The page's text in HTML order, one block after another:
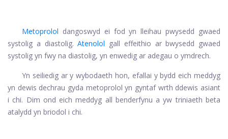
Metoprolol dangoswyd ei fod yn lleihau pwysedd gwaed
systolig a diastolig.Atenolol gall effeithio ar bwysedd gwaed
systolig yn fwy na diastolig, yn enwedig ar adegau o ymdrech.
Yn seiliedig ar y wybodaeth hon, efallai y bydd eich meddyg
yn dewis dechrau gyda metoprolol yn gyntaf wrth ddewis asiant
i chi. Dim ond eich meddyg all benderfynu a yw triniaeth beta
atalydd yn briodol i chi.